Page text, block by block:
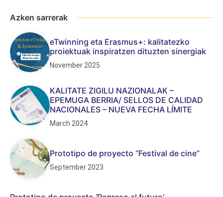
Azken sarrerak
eTwinning eta Erasmus+: kalitatezko
proiektuak inspiratzen dituzten sinergiak
November 2025
KALITATE ZIGILU NAZIONALAK –
EPEMUGA BERRIA/ SELLOS DE CALIDAD
NACIONALES – NUEVA FECHA LÍMITE
March 2024
Prototipo de proyecto “Festival de cine”
September 2023